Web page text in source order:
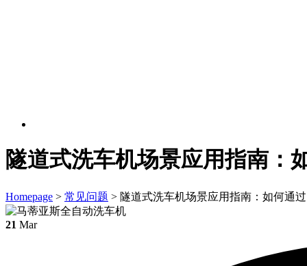
隧道式洗车机场景应用指南：
Homepage > 常见问题 > 隧道式洗车机场景应用指南：如何通
21 Mar